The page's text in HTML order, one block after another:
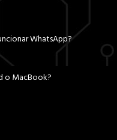
WhatsApp?
o MacBook?